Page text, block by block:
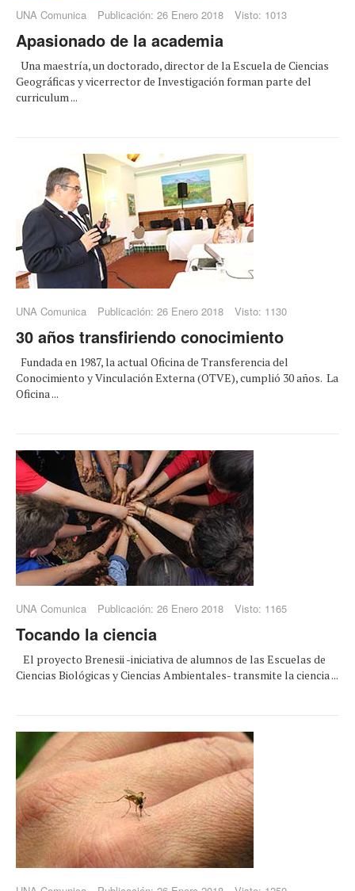
UNA Comunica Publicación: 26 Enero 2018 Visto: 1013
Apasionado de la academia
Una maestría, un doctorado, director de la Escuela de Ciencias
Geográficas y vicerrector de Investigación forman parte del
curriculum ...
UNA Comunica Publicación: 26 Enero 2018 Visto: 1130
30 años transfiriendo conocimiento
Fundada en 1987, la actual Oficina de Transferencia del
Conocimiento y Vinculación Externa (OTVE), cumplió 30 años. La
Oficina ...
UNA Comunica Publicación: 26 Enero 2018 Visto: 1165
Tocando la ciencia
El proyecto Brenesii -iniciativa de alumnos de las Escuelas de
Ciencias Biológicas y Ciencias Ambientales- transmite la ciencia ...